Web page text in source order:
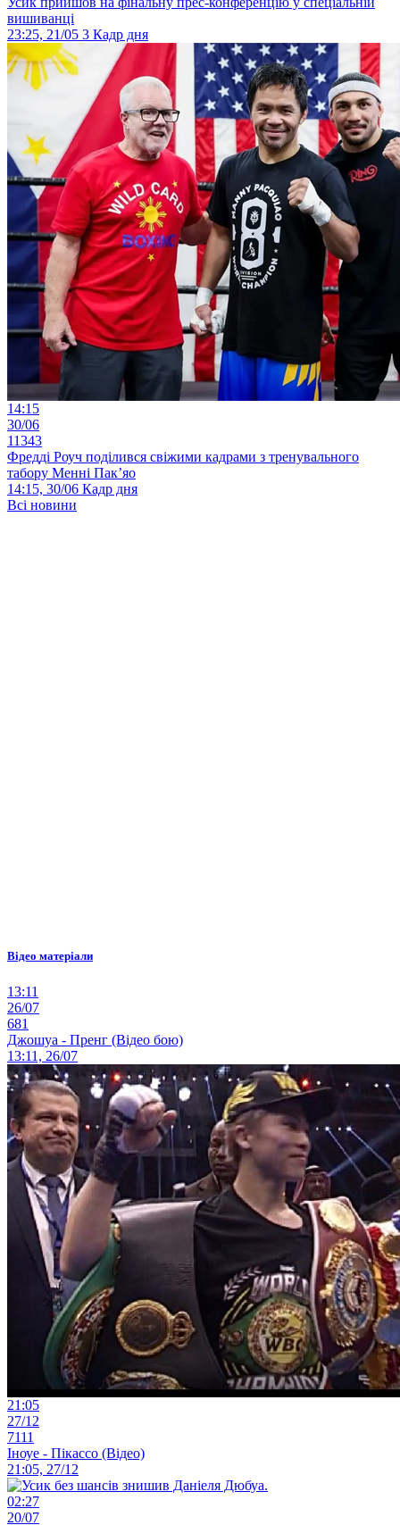
вишиванці
23:25, 21/05 3 Кадр дня
14:15
30/06
11343
Фредді Роуч поділився свіжими кадрами з тренувального
табору Менні Пак’яо
14:15, 30/06 Кадр дня
Всі новини
Відео матеріали
13:11
26/07
681
Джошуа - Пренг (Відео бою)
13:11, 26/07
21:05
27/12
7111
Іноуе - Пікассо (Відео)
21:05, 27/12
02:27
20/07